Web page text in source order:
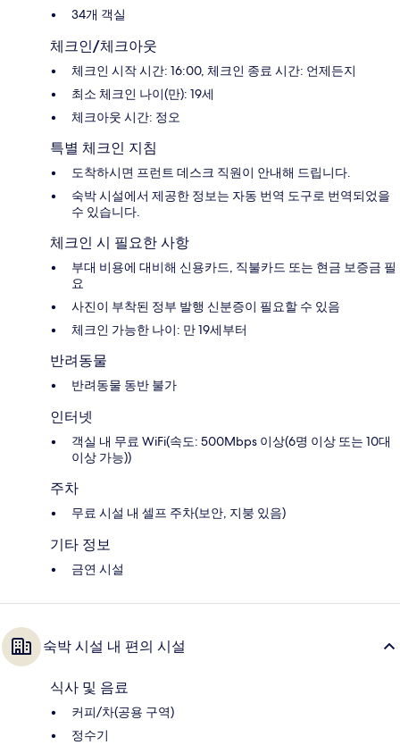
34개 객실
체크인/체크아웃
체크인 시작 시간: 16:00, 체크인 종료 시간: 언제든지
최소 체크인 나이(만): 19세
체크아웃 시간: 정오
특별 체크인 지침
도착하시면 프런트 데스크 직원이 안내해 드립니다.
숙박 시설에서 제공한 정보는 자동 번역 도구로 번역되었을
수 있습니다.
체크인 시 필요한 사항
부대 비용에 대비해 신용카드, 직불카드 또는 현금 보증금 필
요
사진이 부착된 정부 발행 신분증이 필요할 수 있음
체크인 가능한 나이: 만 19세부터
반려동물
반려동물 동반 불가
인터넷
객실 내 무료 WiFi(속도: 500Mbps 이상(6명 이상 또는 10대
이상 가능))
주차
무료 시설 내 셀프 주차(보안, 지붕 있음)
기타 정보
금연 시설
숙박 시설 내 편의 시설
식사 및 음료
커피/차(공용 구역)
정수기